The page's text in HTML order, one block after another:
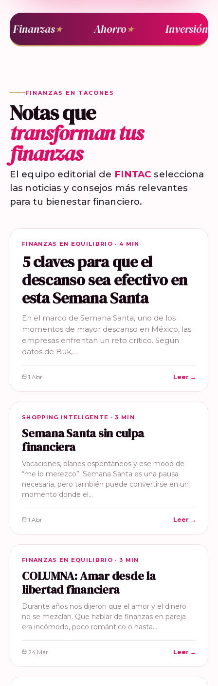
Finanzas★ Ahorro★ Inversión★
FINANZAS EN TACONES
Notas que
transforman tus
finanzas
El equipo editorial de FINTAC selecciona
las noticias y consejos más relevantes
para tu bienestar financiero.
FINANZAS EN EQUILIBRIO
FINANZAS EN EQUILIBRIO · 4 MIN
5 claves para que el
descanso sea efectivo en
esta Semana Santa
En el marco de Semana Santa, uno de los
momentos de mayor descanso en México, las
empresas enfrentan un reto crítico. Según
datos de Buk,…
1 Abr Leer →
SHOPPING INTELIGENTE
SHOPPING INTELIGENTE · 3 MIN
Semana Santa sin culpa
financiera
Vacaciones, planes espontáneos y ese mood de
“me lo merezco”. Semana Santa es una pausa
necesaria, pero también puede convertirse en un
momento donde el…
1 Abr Leer →
FINANZAS EN EQUILIBRIO
FINANZAS EN EQUILIBRIO · 3 MIN
COLUMNA: Amar desde la
libertad financiera
Durante años nos dijeron que el amor y el dinero
no se mezclan. Que hablar de finanzas en pareja
era incómodo, poco romántico o hasta…
24 Mar Leer →